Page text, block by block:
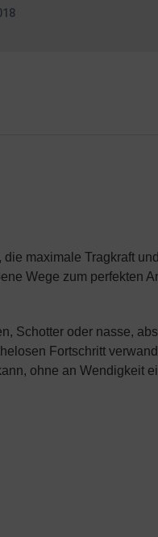
maximale Tragkraft
Wege zum perfekten
Schotter oder nasse,
Fortschritt
ohne an Wendigkeit